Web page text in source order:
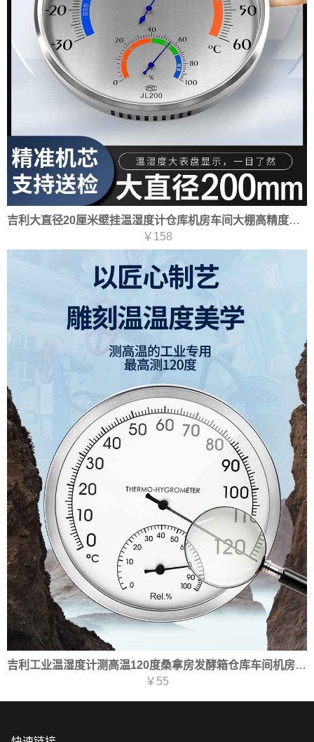
吉利大直径20厘米壁挂温湿度计仓库机房车间大棚高精度机械式干湿计
￥158
吉利工业温湿度计测高温120度桑拿房发酵箱仓库车间机房壁挂湿度计JL127高温版
￥55